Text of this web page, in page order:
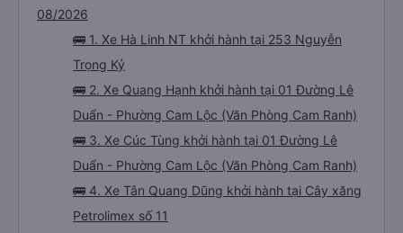
08/2026
🚌 1. Xe Hà Linh NT khởi hành tại 253 Nguyễn
Trọng Kỷ
🚌 2. Xe Quang Hạnh khởi hành tại 01 Đường Lê
Duẩn - Phường Cam Lộc (Văn Phòng Cam Ranh)
🚌 3. Xe Cúc Tùng khởi hành tại 01 Đường Lê
Duẩn - Phường Cam Lộc (Văn Phòng Cam Ranh)
🚌 4. Xe Tân Quang Dũng khởi hành tại Cây xăng
Petrolimex số 11